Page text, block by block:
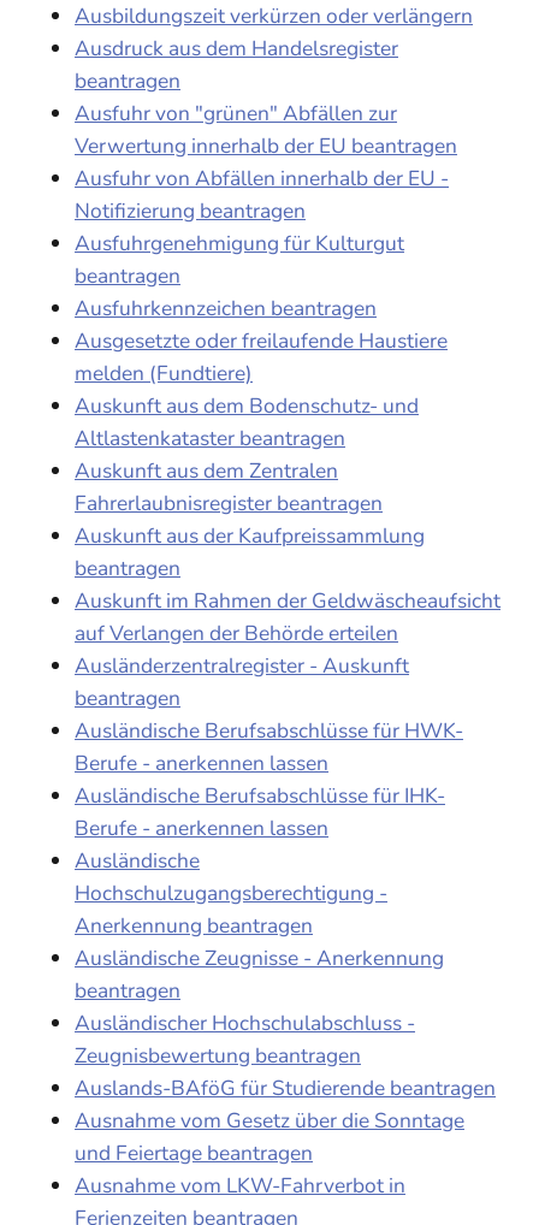
Ausbildungszeit verkürzen oder verlängern
Ausdruck aus dem Handelsregister
beantragen
Ausfuhr von "grünen" Abfällen zur
Verwertung innerhalb der EU beantragen
Ausfuhr von Abfällen innerhalb der EU -
Notifizierung beantragen
Ausfuhrgenehmigung für Kulturgut
beantragen
Ausfuhrkennzeichen beantragen
Ausgesetzte oder freilaufende Haustiere
melden (Fundtiere)
Auskunft aus dem Bodenschutz- und
Altlastenkataster beantragen
Auskunft aus dem Zentralen
Fahrerlaubnisregister beantragen
Auskunft aus der Kaufpreissammlung
beantragen
Auskunft im Rahmen der Geldwäscheaufsicht
auf Verlangen der Behörde erteilen
Ausländerzentralregister - Auskunft
beantragen
Ausländische Berufsabschlüsse für HWK-
Berufe - anerkennen lassen
Ausländische Berufsabschlüsse für IHK-
Berufe - anerkennen lassen
Ausländische
Hochschulzugangsberechtigung -
Anerkennung beantragen
Ausländische Zeugnisse - Anerkennung
beantragen
Ausländischer Hochschulabschluss -
Zeugnisbewertung beantragen
Auslands-BAföG für Studierende beantragen
Ausnahme vom Gesetz über die Sonntage
und Feiertage beantragen
Ausnahme vom LKW-Fahrverbot in
Ferienzeiten beantragen